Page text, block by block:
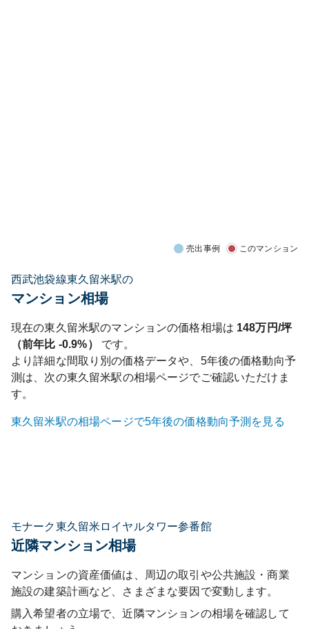
売出事例 このマンション
西武池袋線東久留米駅の
マンション相場
現在の東久留米駅のマンションの価格相場は 148万円/坪
（前年比 -0.9%）
です。
より詳細な間取り別の価格データや、5年後の価格動向予
測は、次の東久留米駅の相場ページでご確認いただけま
す。
東久留米駅の相場ページで5年後の価格動向予測を見る
モナーク東久留米ロイヤルタワー参番館
近隣マンション相場
マンションの資産価値は、周辺の取引や公共施設・商業
施設の建築計画など、さまざまな要因で変動します。
購入希望者の立場で、近隣マンションの相場を確認して